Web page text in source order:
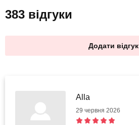
383 відгуки
Додати відгук
Alla
29 червня 2026